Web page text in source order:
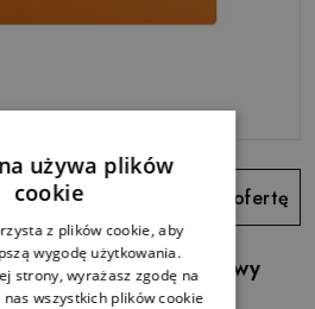
Zobacz ofertę
Kolor Pomarańczowy
używa plików
cookie
z plików cookie, aby
wygodę użytkowania.
strony, wyrażasz zgodę na
wszystkich plików cookie